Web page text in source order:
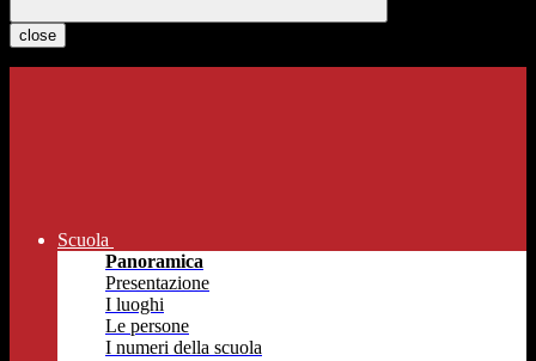
close
Scuola
Panoramica
Presentazione
I luoghi
Le persone
I numeri della scuola